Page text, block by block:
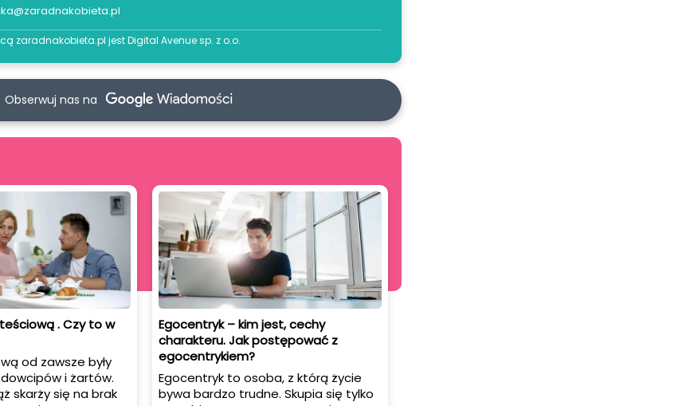
zaradnakobieta.pl jestDigital Avenue sp. z o.o.
Obserwuj nas na
. Czy to w
od zawsze były
i żartów.
skarży się na brak
Egocentryk – kim jest, cechy
charakteru. Jak postępować z
egocentrykiem?
Egocentryk to osoba, z którą życie
bywa bardzo trudne. Skupia się tylko